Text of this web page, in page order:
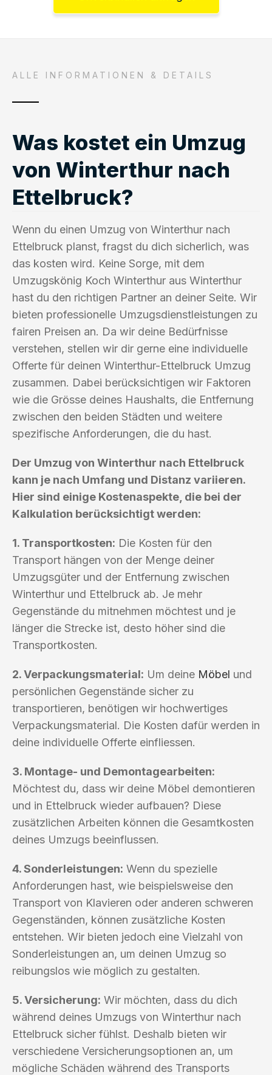
ALLE INFORMATIONEN & DETAILS
Was kostet ein Umzug
von Winterthur nach
Ettelbruck?
Wenn du einen Umzug von Winterthur nach
Ettelbruck planst, fragst du dich sicherlich, was
das kosten wird. Keine Sorge, mit dem
Umzugskönig Koch Winterthur aus Winterthur
hast du den richtigen Partner an deiner Seite. Wir
bieten professionelle Umzugsdienstleistungen zu
fairen Preisen an. Da wir deine Bedürfnisse
verstehen, stellen wir dir gerne eine individuelle
Offerte für deinen Winterthur-Ettelbruck Umzug
zusammen. Dabei berücksichtigen wir Faktoren
wie die Grösse deines Haushalts, die Entfernung
zwischen den beiden Städten und weitere
spezifische Anforderungen, die du hast.
Der Umzug von Winterthur nach Ettelbruck
kann je nach Umfang und Distanz variieren.
Hier sind einige Kostenaspekte, die bei der
Kalkulation berücksichtigt werden:
1. Transportkosten: Die Kosten für den
Transport hängen von der Menge deiner
Umzugsgüter und der Entfernung zwischen
Winterthur und Ettelbruck ab. Je mehr
Gegenstände du mitnehmen möchtest und je
länger die Strecke ist, desto höher sind die
Transportkosten.
2. Verpackungsmaterial: Um deine Möbel und
persönlichen Gegenstände sicher zu
transportieren, benötigen wir hochwertiges
Verpackungsmaterial. Die Kosten dafür werden in
deine individuelle Offerte einfliessen.
3. Montage- und Demontagearbeiten:
Möchtest du, dass wir deine Möbel demontieren
und in Ettelbruck wieder aufbauen? Diese
zusätzlichen Arbeiten können die Gesamtkosten
deines Umzugs beeinflussen.
4. Sonderleistungen: Wenn du spezielle
Anforderungen hast, wie beispielsweise den
Transport von Klavieren oder anderen schweren
Gegenständen, können zusätzliche Kosten
entstehen. Wir bieten jedoch eine Vielzahl von
Sonderleistungen an, um deinen Umzug so
reibungslos wie möglich zu gestalten.
5. Versicherung: Wir möchten, dass du dich
während deines Umzugs von Winterthur nach
Ettelbruck sicher fühlst. Deshalb bieten wir
verschiedene Versicherungsoptionen an, um
mögliche Schäden während des Transports